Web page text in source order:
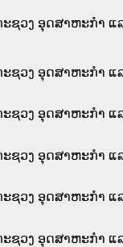
ະຊວງ ອຸດສາຫະກຳ ແ
ະຊວງ ອຸດສາຫະກຳ ແ
ະຊວງ ອຸດສາຫະກຳ ແ
ະຊວງ ອຸດສາຫະກຳ ແ
ະຊວງ ອຸດສາຫະກຳ ແ
ະຊວງ ອຸດສາຫະກຳ ແ